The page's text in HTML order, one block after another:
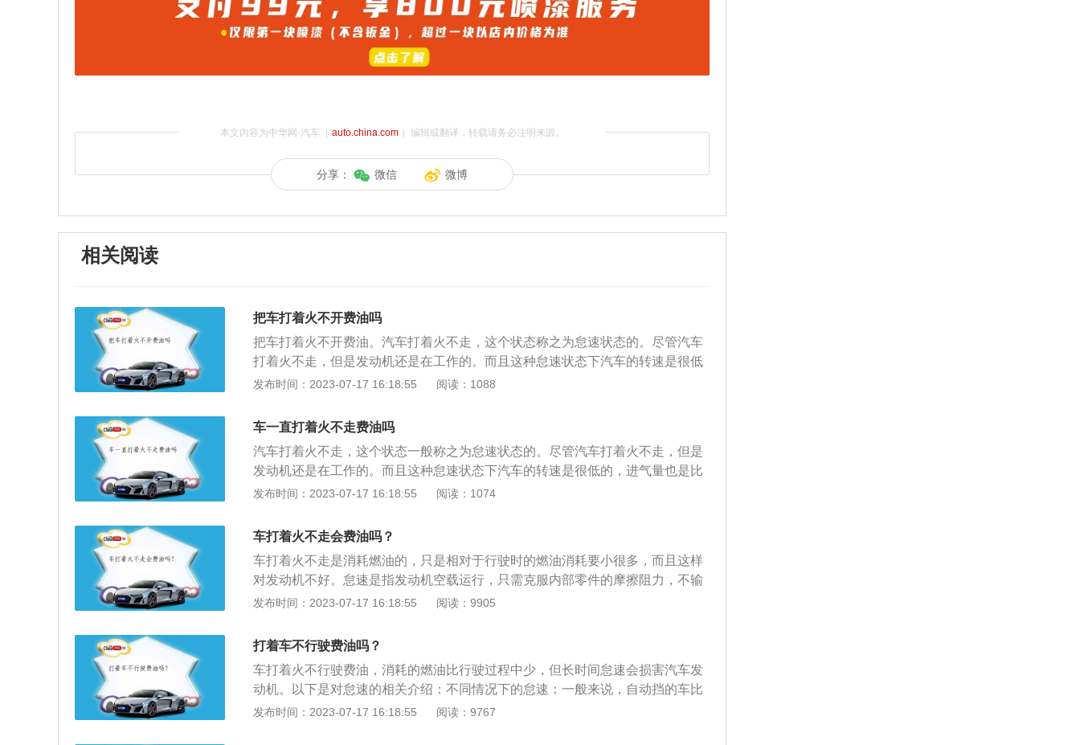
本文内容为中华网·汽车（ auto.china.com）编辑或翻译，转载请务必注明来源。
分享： 微信 微博
相关阅读
把车打着火不开费油吗
把车打着火不开费油。汽车打着火不走，这个状态称之为怠速状态的。尽管汽车
打着火不走，但是发动机还是在工作的。而且这种怠速状态下汽车的转速是很低
的，进气量也是比较少的，所以就需要比较浓的可燃混合气才能维持发动机的运
还是尽量熄火等待比较好。如果汽车长时间处于怠速的状态，而且还会影响到汽
油的充分燃烧，从而导致积碳的出现。
发布时间：2023-07-17 16:18:55 阅读：1088
车一直打着火不走费油吗
汽车打着火不走，这个状态一般称之为怠速状态的。尽管汽车打着火不走，但是
发动机还是在工作的。而且这种怠速状态下汽车的转速是很低的，进气量也是比
较少的，所以就需要比较浓的可燃混合气才能维持发动机的运转，这种状态下汽
处于怠速，即发动机处于空rpm，怠速时发动机转速一般为550-800rpm。如果汽
车长时间怠速运转，发动机很容易产生积碳。发动机高怠速和低怠速都不好。高
怠速会影响发动机的油耗，从而可能导致发动机的油耗和内部温度升高。同时会
加速发动机磨损，降低发动机的使用寿命。如果发动机长时间怠速运转，很容易
导致汽车熄火。失速有两种，一种是怠速失速，另一种是行驶中失速。许多车主
久，原地空转时间只有一分钟左右。当速度稳定后，可以通过低速行驶来预热汽
车。同时要控制好车速，车速不要超过2000rpm。这种方法不仅可以节省燃油，
而且不容易使发动机产生积碳。
发布时间：2023-07-17 16:18:55 阅读：1074
车打着火不走会费油吗？
车打着火不走是消耗燃油的，只是相对于行驶时的燃油消耗要小很多，而且这样
对发动机不好。怠速是指发动机空载运行，只需克服内部零件的摩擦阻力，不输
出功率。保持发动机稳定运行的最低转速称为怠速，这是发动机的五种基本工况
的工作状态。发动机运转时，如果油门踏板完全松开，发动机将处于怠速。调整
怠速时，转速不能过高或过低，否则会导致发动机过早磨损。最好到汽车维修部
进行调整。
发布时间：2023-07-17 16:18:55 阅读：9905
打着车不行驶费油吗？
车打着火不行驶费油，消耗的燃油比行驶过程中少，但长时间怠速会损害汽车发
动机。以下是对怠速的相关介绍：不同情况下的怠速：一般来说，自动挡的车比
手动档的车在怠速时发动机的转速要高一些，一般在800到1000r/min，如果挂着
发布时间：2023-07-17 16:18:55 阅读：9767